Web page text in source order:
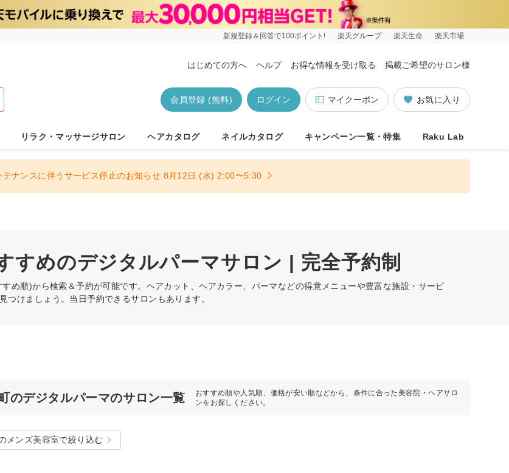
新規登録＆回答で100ポイント! 楽天グループ 楽天生命 楽天市場
はじめての方へ ヘルプ お得な情報を受け取る 掲載ご希望のサロン様
お気に入り
マイクーポン
ログイン
会員登録 (無料)
リラク・マッサージサロン ヘアカタログ ネイルカタログ キャンペーン一覧・特集 Raku Lab
テナンスに伴うサービス停止のお知らせ 8月12日 (水) 2:00〜5:30
すめのデジタルパーマサロン | 完全予約制
め順)から検索＆予約が可能です。ヘアカット、ヘアカラー、パーマなどの得意メニューや豊富な施設・サービ
つけましょう。当日予約できるサロンもあります。
のデジタルパーマのサロン一覧
おすすめ順や人気順、価格が安い順などから、条件に合った美容院・ヘアサロ
ンをお探しください。
メンズ美容室で絞り込む